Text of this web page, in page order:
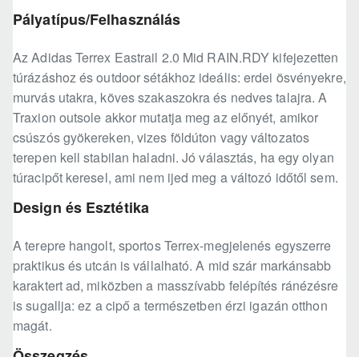
Pályatípus/Felhasználás
Az Adidas Terrex Eastrail 2.0 Mid RAIN.RDY kifejezetten
túrázáshoz és outdoor sétákhoz ideális: erdei ösvényekre,
murvás utakra, köves szakaszokra és nedves talajra. A
Traxion outsole akkor mutatja meg az előnyét, amikor
csúszós gyökereken, vizes földúton vagy változatos
terepen kell stabilan haladni. Jó választás, ha egy olyan
túracipőt keresel, ami nem ijed meg a változó időtől sem.
Design és Esztétika
A terepre hangolt, sportos Terrex-megjelenés egyszerre
praktikus és utcán is vállalható. A mid szár markánsabb
karaktert ad, miközben a masszívabb felépítés ránézésre
is sugallja: ez a cipő a természetben érzi igazán otthon
magát.